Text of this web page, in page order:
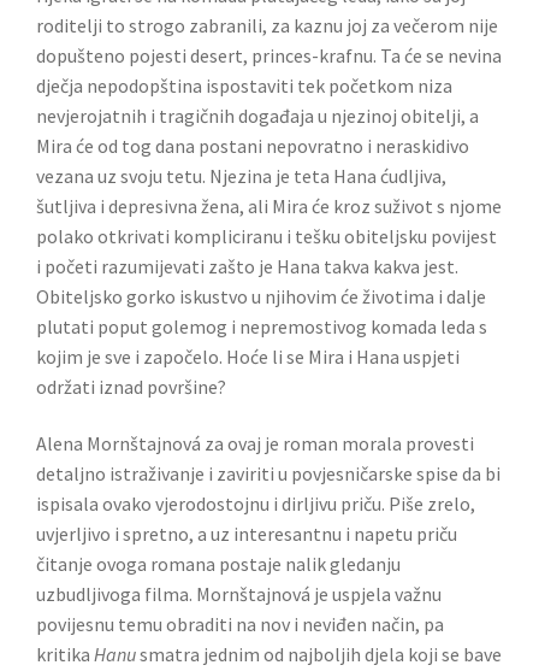
roditelji to strogo zabranili, za kaznu joj za večerom nije
dopušteno pojesti desert, princes-krafnu. Ta će se nevina
dječja nepodopština ispostaviti tek početkom niza
nevjerojatnih i tragičnih događaja u njezinoj obitelji, a
Mira će od tog dana postani nepovratno i neraskidivo
vezana uz svoju tetu. Njezina je teta Hana ćudljiva,
šutljiva i depresivna žena, ali Mira će kroz suživot s njome
polako otkrivati kompliciranu i tešku obiteljsku povijest
i početi razumijevati zašto je Hana takva kakva jest.
Obiteljsko gorko iskustvo u njihovim će životima i dalje
plutati poput golemog i nepremostivog komada leda s
kojim je sve i započelo. Hoće li se Mira i Hana uspjeti
održati iznad površine?
Alena Mornštajnová za ovaj je roman morala provesti
detaljno istraživanje i zaviriti u povjesničarske spise da bi
ispisala ovako vjerodostojnu i dirljivu priču. Piše zrelo,
uvjerljivo i spretno, a uz interesantnu i napetu priču
čitanje ovoga romana postaje nalik gledanju
uzbudljivoga filma. Mornštajnová je uspjela važnu
povijesnu temu obraditi na nov i neviđen način, pa
kritika Hanusmatra jednim od najboljih djela koji se bave